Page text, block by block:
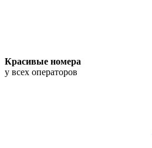
Красивые номера
у всех операторов